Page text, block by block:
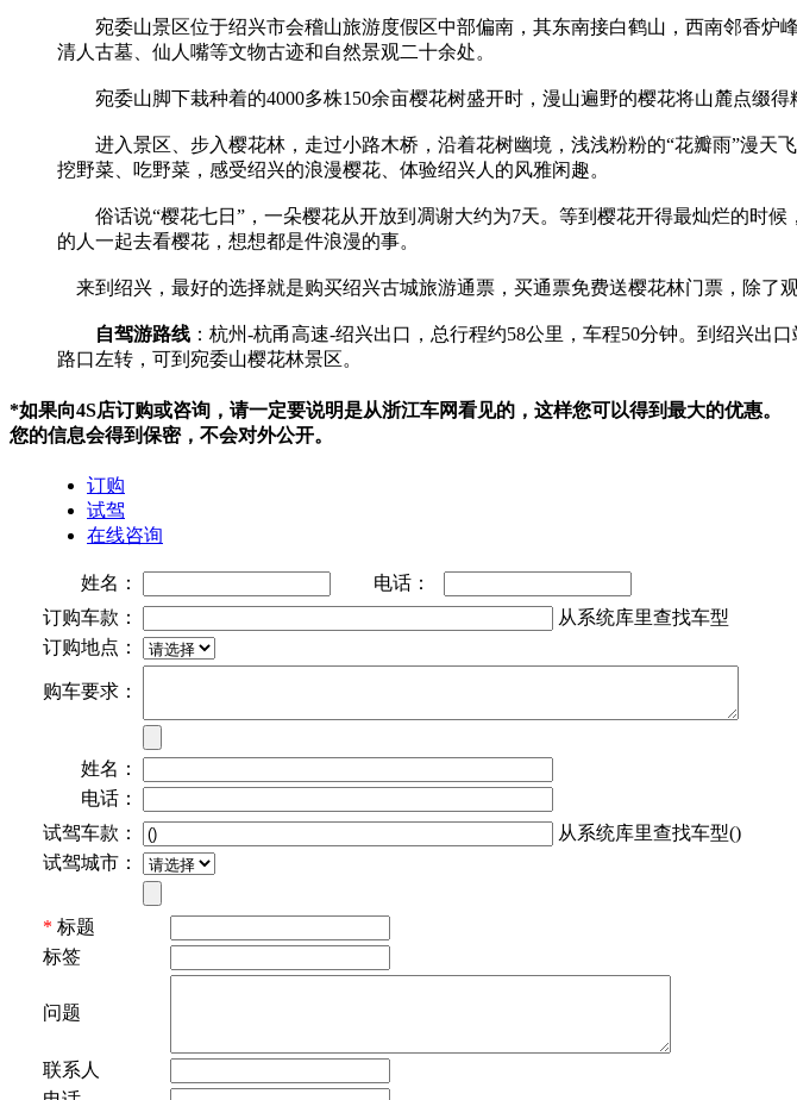
宛委山景区位于绍兴市会稽山旅游度假区中部偏南，其东南接白鹤山，西南邻香炉
清人古墓、仙人嘴等文物古迹和自然景观二十余处。
宛委山脚下栽种着的4000多株150余亩樱花树盛开时，漫山遍野的樱花将山麓点缀得
进入景区、步入樱花林，走过小路木桥，沿着花树幽境，浅浅粉粉的“花瓣雨”漫天
挖野菜、吃野菜，感受绍兴的浪漫樱花、体验绍兴人的风雅闲趣。
俗话说“樱花七日”，一朵樱花从开放到凋谢大约为7天。等到樱花开得最灿烂的时候
的人一起去看樱花，想想都是件浪漫的事。
来到绍兴，最好的选择就是购买绍兴古城旅游通票，买通票免费送樱花林门票，除了
自驾游路线 ：杭州-杭甬高速-绍兴出口，总行程约58公里，车程50分钟。到绍兴
路口左转，可到宛委山樱花林景区。
*如果向4S店订购或咨询，请一定要说明是从浙江车网看见的，这样您可以得到最大的优惠。
您的信息会得到保密，不会对外公开。
订购
试驾
在线咨询
姓名：
电话：
订购车款：
从系统库里查找车型
订购地点：
购车要求：
姓名：
电话：
试驾车款：
从系统库里查找车型()
试驾城市：
* 标题
标签
问题
联系人